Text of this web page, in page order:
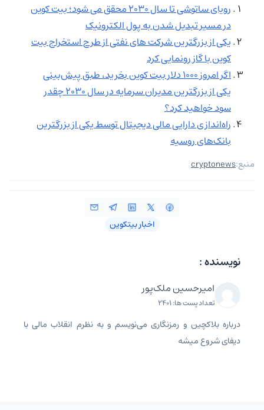
رویای ساتوشی تا سال 2030 محقق می شود؛ بیت کوین
در مسیر تبدیل شدن به پول الکترونیک
یکی از بزرگترین شرکت های نفتی از طرح استخراج بیت
کوین با گاز رونمایی کرد
اگر امروز ۱۰۰۰ دلار بیت کوین بخرید، طبق پیش‌بینی
یکی از بزرگترین مدیران سرمایه در سال ۲۰۳۰ چقدر
سود خواهید کرد؟
راه‌اندازی دارایی مالی دیجیتال توسط یکی از بزرگترین
بانک‌های روسیه
منبع:cryptonews
اخبار بیتکوین
نویسنده :
امیرحسین ملک‌پور
تعداد پست ها: 2401
درباره بلاکچین و رمزنگاری می‌نویسم و به نظرم انقلاب مالی با
دیفای شروع میشه